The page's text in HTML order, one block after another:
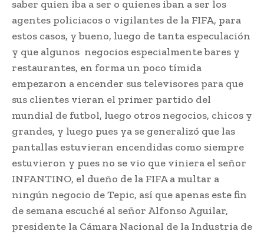
saber quien iba a ser o quienes iban a ser los
agentes policiacos o vigilantes de la FIFA, para
estos casos, y bueno, luego de tanta especulación
y que algunos negocios especialmente bares y
restaurantes, en forma un poco tímida
empezaron a encender sus televisores para que
sus clientes vieran el primer partido del
mundial de futbol, luego otros negocios, chicos y
grandes, y luego pues ya se generalizó que las
pantallas estuvieran encendidas como siempre
estuvieron y pues no se vio que viniera el señor
INFANTINO, el dueño de la FIFA a multar a
ningún negocio de Tepic, así que apenas este fin
de semana escuché al señor Alfonso Aguilar,
presidente la Cámara Nacional de la Industria de